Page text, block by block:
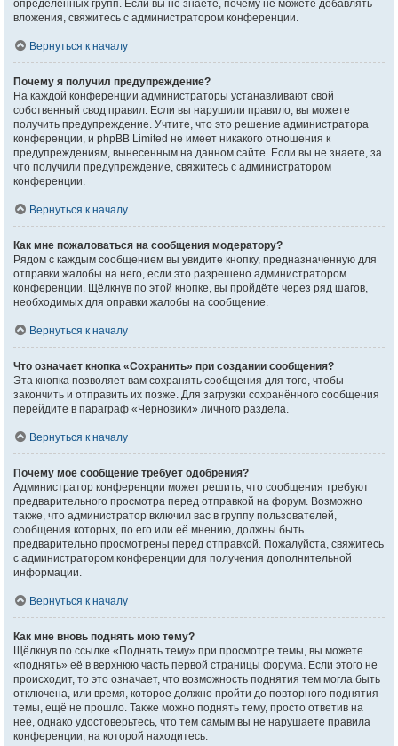
определённых групп. Если вы не знаете, почему не можете добавлять
вложения, свяжитесь с администратором конференции.
Вернуться к началу
Почему я получил предупреждение?
На каждой конференции администраторы устанавливают свой
собственный свод правил. Если вы нарушили правило, вы можете
получить предупреждение. Учтите, что это решение администратора
конференции, и phpBB Limited не имеет никакого отношения к
предупреждениям, вынесенным на данном сайте. Если вы не знаете, за
что получили предупреждение, свяжитесь с администратором
конференции.
Вернуться к началу
Как мне пожаловаться на сообщения модератору?
Рядом с каждым сообщением вы увидите кнопку, предназначенную для
отправки жалобы на него, если это разрешено администратором
конференции. Щёлкнув по этой кнопке, вы пройдёте через ряд шагов,
необходимых для оправки жалобы на сообщение.
Вернуться к началу
Что означает кнопка «Сохранить» при создании сообщения?
Эта кнопка позволяет вам сохранять сообщения для того, чтобы
закончить и отправить их позже. Для загрузки сохранённого сообщения
перейдите в параграф «Черновики» личного раздела.
Вернуться к началу
Почему моё сообщение требует одобрения?
Администратор конференции может решить, что сообщения требуют
предварительного просмотра перед отправкой на форум. Возможно
также, что администратор включил вас в группу пользователей,
сообщения которых, по его или её мнению, должны быть
предварительно просмотрены перед отправкой. Пожалуйста, свяжитесь
с администратором конференции для получения дополнительной
информации.
Вернуться к началу
Как мне вновь поднять мою тему?
Щёлкнув по ссылке «Поднять тему» при просмотре темы, вы можете
«поднять» её в верхнюю часть первой страницы форума. Если этого не
происходит, то это означает, что возможность поднятия тем могла быть
отключена, или время, которое должно пройти до повторного поднятия
темы, ещё не прошло. Также можно поднять тему, просто ответив на
неё, однако удостоверьтесь, что тем самым вы не нарушаете правила
конференции, на которой находитесь.